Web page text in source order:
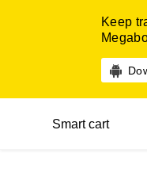
Keep
Smart cart